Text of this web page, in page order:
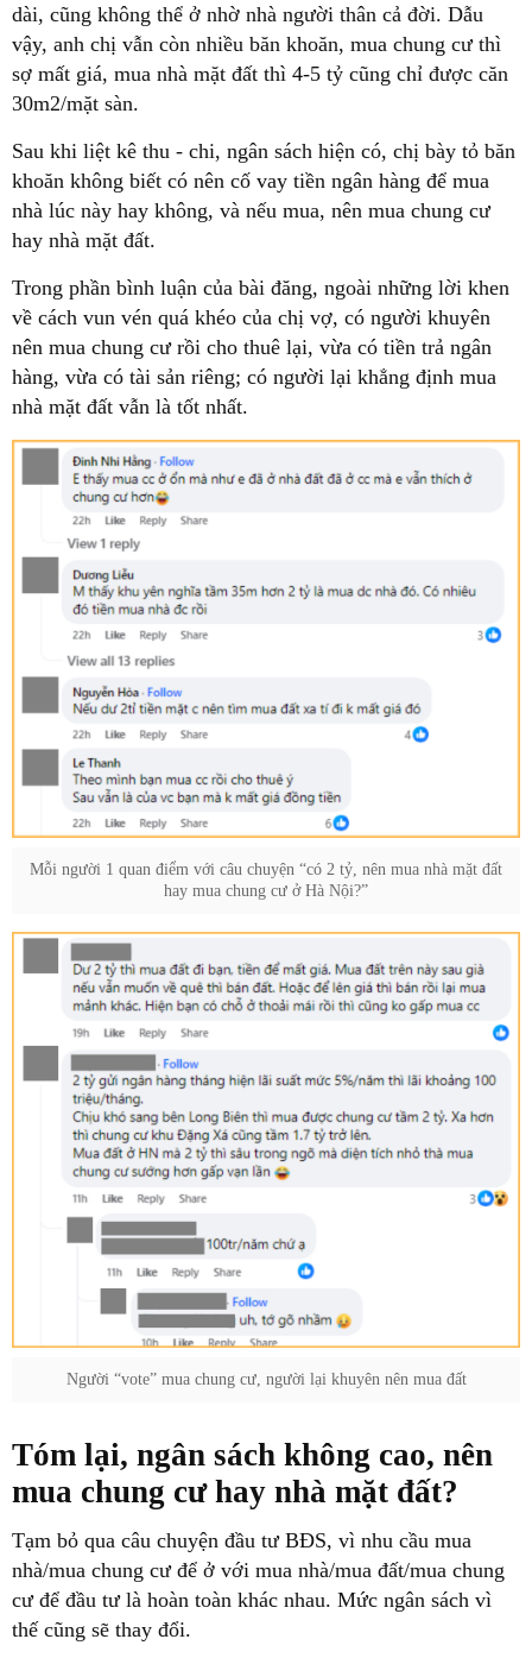
dài, cũng không thể ở nhờ nhà người thân cả đời. Dẫu
vậy, anh chị vẫn còn nhiều băn khoăn, mua chung cư thì
sợ mất giá, mua nhà mặt đất thì 4-5 tỷ cũng chỉ được căn
30m2/mặt sàn.
Sau khi liệt kê thu - chi, ngân sách hiện có, chị bày tỏ băn
khoăn không biết có nên cố vay tiền ngân hàng để mua
nhà lúc này hay không, và nếu mua, nên mua chung cư
hay nhà mặt đất.
Trong phần bình luận của bài đăng, ngoài những lời khen
về cách vun vén quá khéo của chị vợ, có người khuyên
nên mua chung cư rồi cho thuê lại, vừa có tiền trả ngân
hàng, vừa có tài sản riêng; có người lại khẳng định mua
nhà mặt đất vẫn là tốt nhất.
Mỗi người 1 quan điểm với câu chuyện “có 2 tỷ, nên mua nhà mặt đất
hay mua chung cư ở Hà Nội?”
Người “vote” mua chung cư, người lại khuyên nên mua đất
Tóm lại, ngân sách không cao, nên
mua chung cư hay nhà mặt đất?
Tạm bỏ qua câu chuyện đầu tư BĐS, vì nhu cầu mua
nhà/mua chung cư để ở với mua nhà/mua đất/mua chung
cư để đầu tư là hoàn toàn khác nhau. Mức ngân sách vì
thế cũng sẽ thay đổi.